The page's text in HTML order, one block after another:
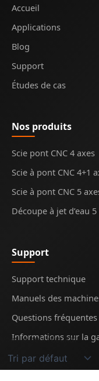
Voici le seul résultat
Accueil
Applications
Blog
Support
Études de cas
Nos produits
Scie pont CNC 4 axes
Scie à pont CNC 4+1
Scie à pont CNC 5
Découpe à jet d’eau 5
Support
Support technique
Manuels des
Questions fréquentes
Informations sur la